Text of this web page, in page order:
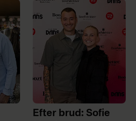
Efter brud: Sofie